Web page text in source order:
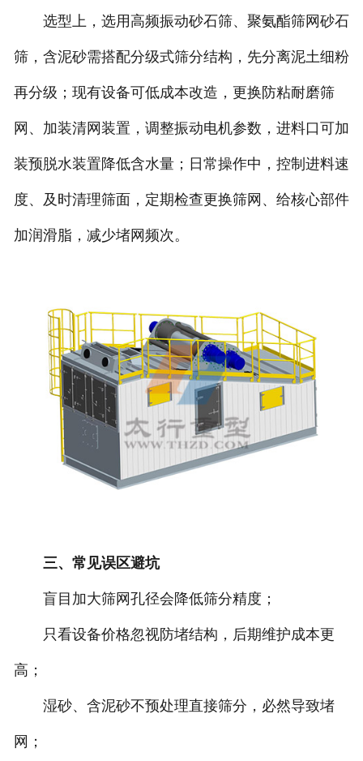
选型上，选用高频振动砂石筛、聚氨酯筛网砂石
筛，含泥砂需搭配分级式筛分结构，先分离泥土细粉
再分级；现有设备可低成本改造，更换防粘耐磨筛
网、加装清网装置，调整振动电机参数，进料口可加
装预脱水装置降低含水量；日常操作中，控制进料速
度、及时清理筛面，定期检查更换筛网、给核心部件
加润滑脂，减少堵网频次。
三、常见误区避坑
盲目加大筛网孔径会降低筛分精度；
只看设备价格忽视防堵结构，后期维护成本更
高；
湿砂、含泥砂不预处理直接筛分，必然导致堵
网；